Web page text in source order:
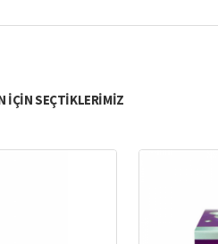
IÇIN SEÇTIKLERIMIZ